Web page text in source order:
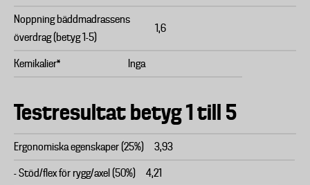
Noppning bäddmadrassens
överdrag (betyg 1-5)
1,6
Kemikalier* Inga
Testresultat betyg 1 till 5
Ergonomiska egenskaper (25%) 3,93
- Stöd/flex för rygg/axel (50%) 4,21